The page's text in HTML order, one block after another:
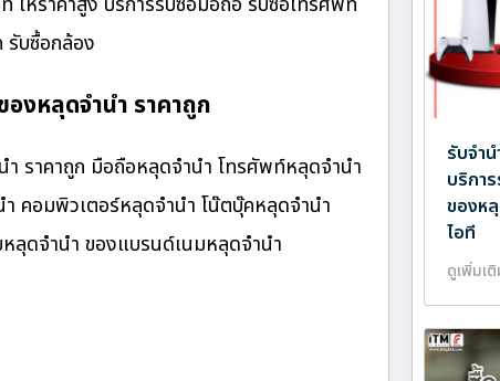
รับซื้อกล้อง
งหลุดจำนำ ราคาถูก
ราคาถูก มือถือหลุดจำนำ โทรศัพท์หลุดจำนำ
คอมพิวเตอร์หลุดจำนำ โน๊ตบุ๊คหลุดจำนำ
ลุดจำนำ ของแบรนด์เนมหลุดจำนำ
รับจำ
บริกา
ของห
ไอที
ดูเพิ่มเ